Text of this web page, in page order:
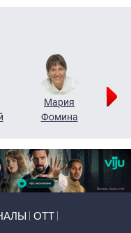
Мария
Фомина
ОТТ